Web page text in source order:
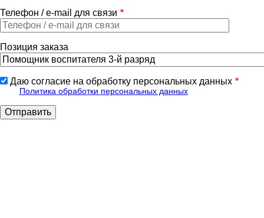
Телефон / e-mail для связи
Позиция заказа
Даю согласие на обработку персональных данных
Политика обработки персональных данных